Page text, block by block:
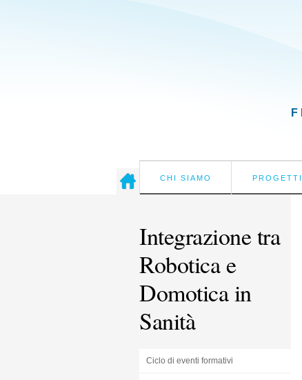
CHI SIAMO PROGETTI
Integrazione tra
Robotica e
Domotica in
Sanità
Ciclo di eventi formativi